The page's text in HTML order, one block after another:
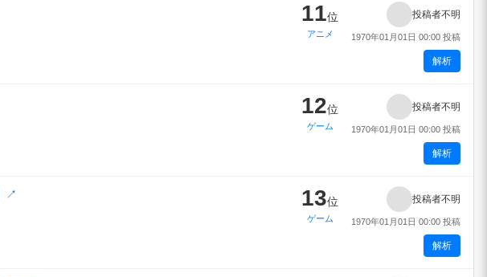
11位
アニメ
投稿者不明
1970年01月01日 00:00 投稿
解析
12位
ゲーム
投稿者不明
1970年01月01日 00:00 投稿
解析
↗ 13位
ゲーム
投稿者不明
1970年01月01日 00:00 投稿
解析